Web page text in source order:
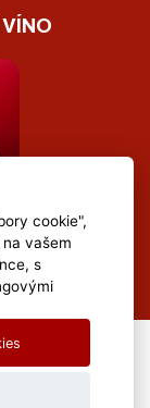
by
cookie",
vašem
s